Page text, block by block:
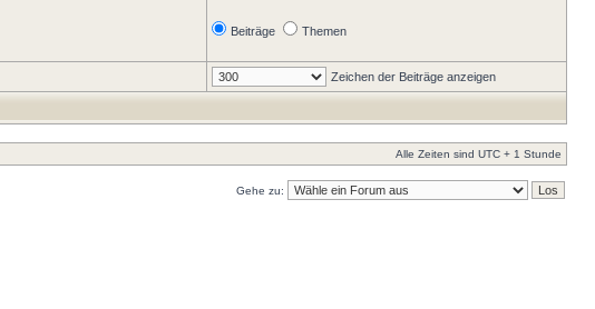
Beiträge Themen
Zeichen der Beiträge anzeigen
Alle Zeiten sind UTC + 1 Stunde
Gehe zu: